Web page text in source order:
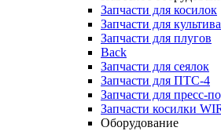
Запчасти для косилок
Запчасти для
Запчасти для плугов
Back
Запчасти для сеялок
Запчасти для ПТС-4
Запчасти для пресс-
Запчасти косилки
Оборудование